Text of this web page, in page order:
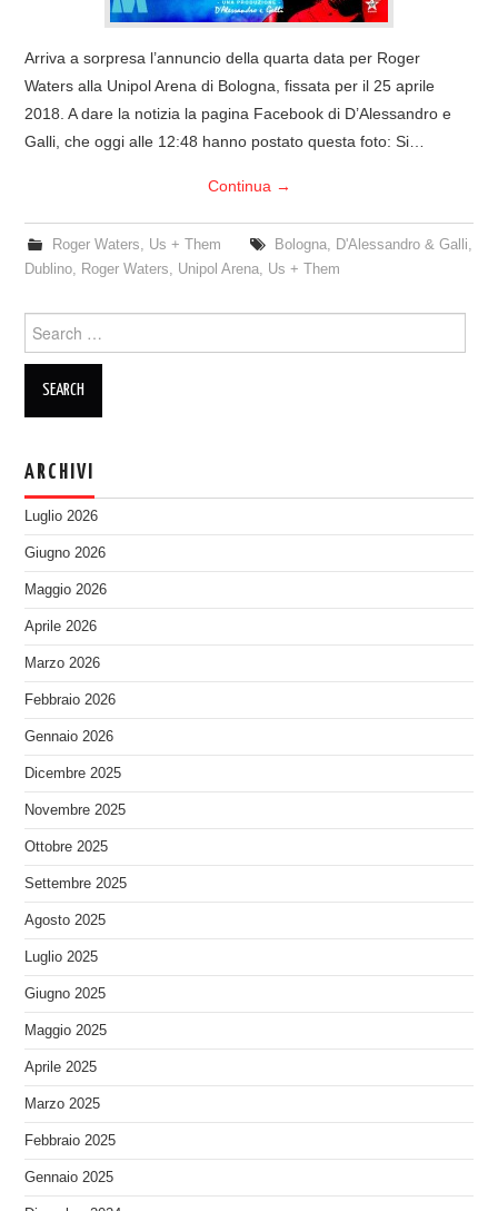
Arriva a sorpresa l’annuncio della quarta data per Roger
Waters alla Unipol Arena di Bologna, fissata per il 25 aprile
2018. A dare la notizia la pagina Facebook di D’Alessandro e
Galli, che oggi alle 12:48 hanno postato questa foto: Si…
Continua →
Roger Waters, Us + Them Bologna, D'Alessandro & Galli,
Dublino, Roger Waters, Unipol Arena, Us + Them
for:
ARCHIVI
Luglio 2026
Giugno 2026
Maggio 2026
Aprile 2026
Marzo 2026
Febbraio 2026
Gennaio 2026
Dicembre 2025
Novembre 2025
Ottobre 2025
Settembre 2025
Agosto 2025
Luglio 2025
Giugno 2025
Maggio 2025
Aprile 2025
Marzo 2025
Febbraio 2025
Gennaio 2025